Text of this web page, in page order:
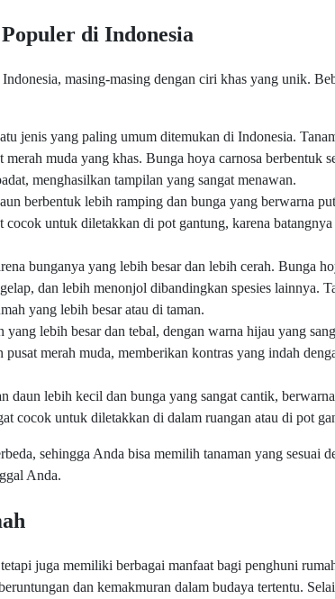
di Indonesia
masing-masing dengan ciri khas yang unik.
jenis yang paling umum ditemukan di Indonesia.
muda yang khas. Bunga hoya carnosa berbentuk
menghasilkan tampilan yang sangat menawan.
berbentuk lebih ramping dan bunga yang berwarna
cocok untuk diletakkan di pot gantung, karena
bunganya yang lebih besar dan lebih cerah. Bunga
dan lebih menonjol dibandingkan spesies lainnya.
yang lebih besar atau di taman.
lebih besar dan tebal, dengan warna hijau yang
merah muda, memberikan kontras yang indah
daun lebih kecil dan bunga yang sangat cantik,
cocok untuk diletakkan di dalam ruangan atau di pot
sehingga Anda bisa memilih tanaman yang sesuai
Anda.
juga memiliki berbagai manfaat bagi penghuni
dan kemakmuran dalam budaya tertentu.